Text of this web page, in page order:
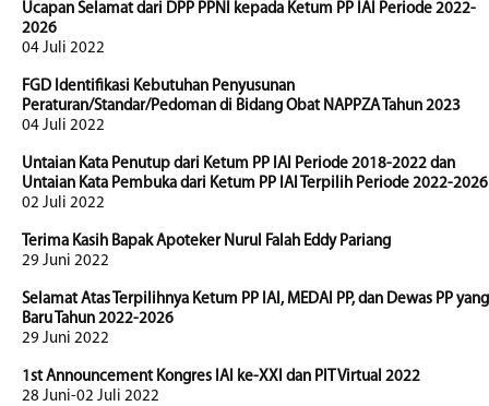
Ucapan Selamat dari DPP PPNI kepada Ketum PP IAI Periode 2022-
2026
04 Juli 2022
FGD Identifikasi Kebutuhan Penyusunan
Peraturan/Standar/Pedoman di Bidang Obat NAPPZA Tahun 2023
04 Juli 2022
Untaian Kata Penutup dari Ketum PP IAI Periode 2018-2022 dan
Untaian Kata Pembuka dari Ketum PP IAI Terpilih Periode 2022-2026
02 Juli 2022
Terima Kasih Bapak Apoteker Nurul Falah Eddy Pariang
29 Juni 2022
Selamat Atas Terpilihnya Ketum PP IAI, MEDAI PP, dan Dewas PP yang
Baru Tahun 2022-2026
29 Juni 2022
1st Announcement Kongres IAI ke-XXI dan PIT Virtual 2022
28 Juni-02 Juli 2022